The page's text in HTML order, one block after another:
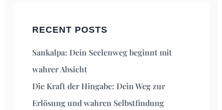
RECENT POSTS
Sankalpa: Dein Seelenweg beginnt mit
wahrer Absicht
Die Kraft der Hingabe: Dein Weg zur
Erlösung und wahren Selbstfindung